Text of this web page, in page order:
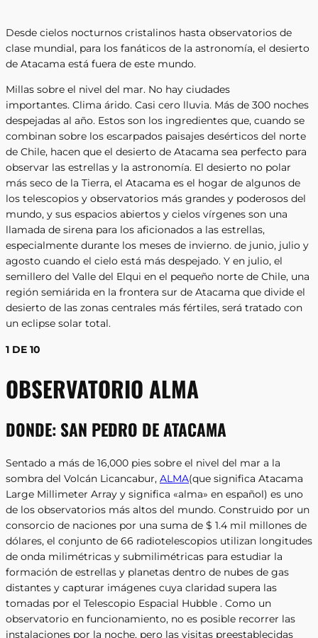
Desde cielos nocturnos cristalinos hasta observatorios de
clase mundial, para los fanáticos de la astronomía, el desierto
de Atacama está fuera de este mundo.
Millas sobre el nivel del mar. No hay ciudades
importantes. Clima árido. Casi cero lluvia. Más de 300 noches
despejadas al año. Estos son los ingredientes que, cuando se
combinan sobre los escarpados paisajes desérticos del norte
de Chile, hacen que el desierto de Atacama sea perfecto para
observar las estrellas y la astronomía. El desierto no polar
más seco de la Tierra, el Atacama es el hogar de algunos de
los telescopios y observatorios más grandes y poderosos del
mundo, y sus espacios abiertos y cielos vírgenes son una
llamada de sirena para los aficionados a las estrellas,
especialmente durante los meses de invierno. de junio, julio y
agosto cuando el cielo está más despejado. Y en julio, el
semillero del Valle del Elqui en el pequeño norte de Chile, una
región semiárida en la frontera sur de Atacama que divide el
desierto de las zonas centrales más fértiles, será tratado con
un eclipse solar total.
1 DE 10
OBSERVATORIO ALMA
DONDE: SAN PEDRO DE ATACAMA
Sentado a más de 16,000 pies sobre el nivel del mar a la
sombra del Volcán Licancabur, ALMA(que significa Atacama
Large Millimeter Array y significa «alma» en español) es uno
de los observatorios más altos del mundo. Construido por un
consorcio de naciones por una suma de $ 1.4 mil millones de
dólares, el conjunto de 66 radiotelescopios utilizan longitudes
de onda milimétricas y submilimétricas para estudiar la
formación de estrellas y planetas dentro de nubes de gas
distantes y capturar imágenes cuya claridad supera las
tomadas por el Telescopio Espacial Hubble . Como un
observatorio en funcionamiento, no es posible recorrer las
instalaciones por la noche, pero las visitas preestablecidas